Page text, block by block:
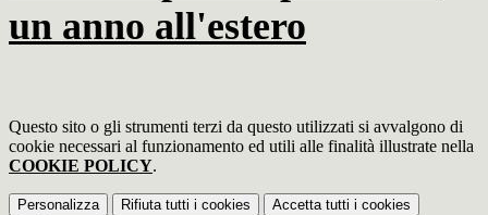
un anno all'estero
Questo sito o gli strumenti terzi da questo utilizzati si avvalgono di
cookie necessari al funzionamento ed utili alle finalità illustrate nella
COOKIE POLICY.
Personalizza Rifiuta tutti i cookies Accetta tutti i cookies